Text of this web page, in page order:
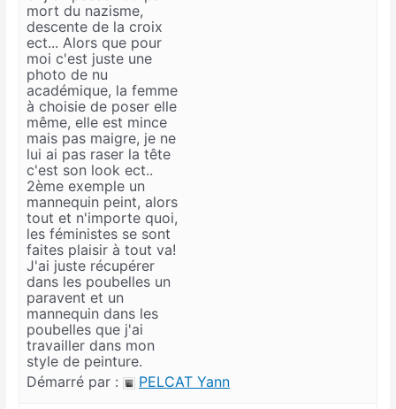
mort du nazisme,
descente de la croix
ect... Alors que pour
moi c'est juste une
photo de nu
académique, la femme
à choisie de poser elle
même, elle est mince
mais pas maigre, je ne
lui ai pas raser la tête
c'est son look ect..
2ème exemple un
mannequin peint, alors
tout et n'importe quoi,
les féministes se sont
faites plaisir à tout va!
J'ai juste récupérer
dans les poubelles un
paravent et un
mannequin dans les
poubelles que j'ai
travailler dans mon
style de peinture.
Démarré par :
PELCAT Yann